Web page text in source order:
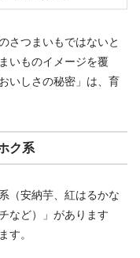
さつまいもではないと
いものイメージを覆
いしさの秘密」は、育
ク系
（安納芋、紅はるかな
など）」があります
す。